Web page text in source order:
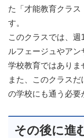
た「才能教育クラス
す。
このクラスでは、
ルフェージュやアン
学校教育ではありま
また、このクラス
の学校にも通う必要
その後に進